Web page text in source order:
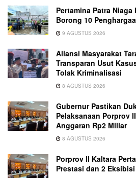
Pertamina Patra
Borong 10
9 AGUSTUS 2026
Aliansi Masyarakat
Transparan Usut
Tolak Kriminalisasi
8 AGUSTUS 2026
Gubernur Pastikan
Pelaksanaan Porprov
Anggaran Rp2 Miliar
8 AGUSTUS 2026
Porprov II Kaltara
Prestasi dan 2 Eksibisi